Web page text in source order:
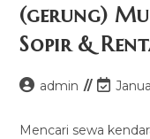
(gerung)
Sopir &
Postadmin
Post
modified:
Mencari sewa